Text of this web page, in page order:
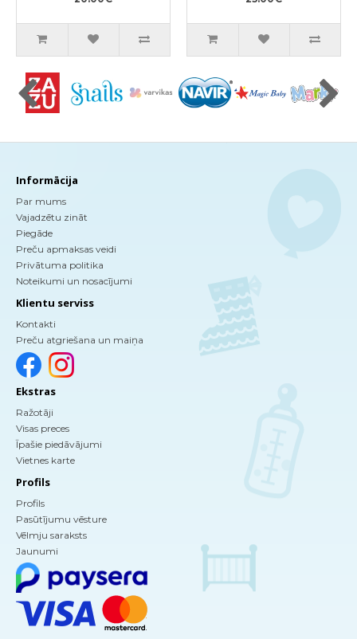
Informācija
Par mums
Vajadzētu zināt
Piegāde
Preču apmaksas veidi
Privātuma politika
Noteikumi un nosacījumi
Klientu serviss
Kontakti
Preču atgriešana un maiņa
Ekstras
Ražotāji
Visas preces
Īpašie piedāvājumi
Vietnes karte
Profils
Profils
Pasūtījumu vēsture
Vēlmju saraksts
Jaunumi